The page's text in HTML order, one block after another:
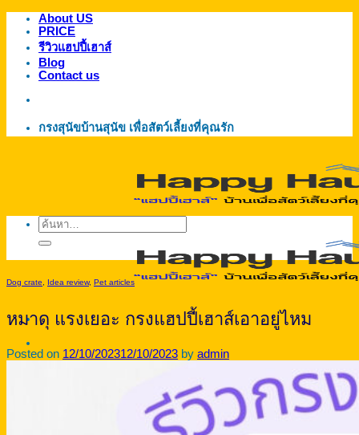
ข้าม
เนื้อหา
About US
PRICE
รีวิวแฮปปี้เฮาส์
Blog
Contact us
กรงสุนัขบ้านสุนัข เพื่อสัตว์เลี้ยงที่คุณรัก
ค้นหา:
Dog crate, Idea review, Pet articles
หมาดุ แรงเยอะ กรงแฮปปี้เฮาส์เอาอยู่ไหม
Posted on 12/10/202312/10/2023 by admin